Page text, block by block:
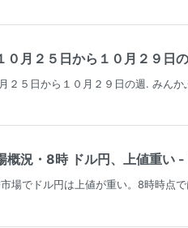
０月２５日から１０月２９日
２５日から１０月２９日の週. みん
概況・8時 ドル円、上値重い
場でドル円は上値が重い。8時時点